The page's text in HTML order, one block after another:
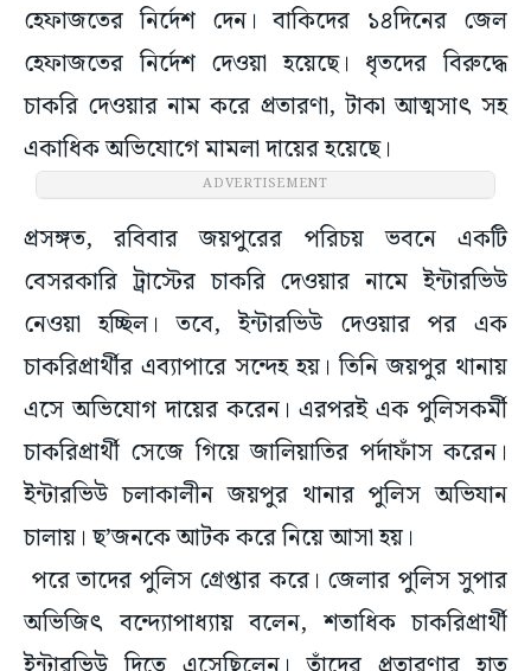
হেফাজতের নির্দেশ দেন। বাকিদের ১৪দিনের জেল
হেফাজতের নির্দেশ দেওয়া হয়েছে। ধৃতদের বিরুদ্ধে
চাকরি দেওয়ার নাম করে প্রতারণা, টাকা আত্মসাৎ সহ
একাধিক অভিযোগে মামলা দায়ের হয়েছে।
ADVERTISEMENT
প্রসঙ্গত, রবিবার জয়পুরের পরিচয় ভবনে একটি
বেসরকারি ট্রাস্টের চাকরি দেওয়ার নামে ইন্টারভিউ
নেওয়া হচ্ছিল। তবে, ইন্টারভিউ দেওয়ার পর এক
চাকরিপ্রার্থীর এব্যাপারে সন্দেহ হয়। তিনি জয়পুর থানায়
এসে অভিযোগ দায়ের করেন। এরপরই এক পুলিসকর্মী
চাকরিপ্রার্থী সেজে গিয়ে জালিয়াতির পর্দাফাঁস করেন।
ইন্টারভিউ চলাকালীন জয়পুর থানার পুলিস অভিযান
চালায়। ছ’জনকে আটক করে নিয়ে আসা হয়।
পরে তাদের পুলিস গ্রেপ্তার করে। জেলার পুলিস সুপার
অভিজিৎ বন্দ্যোপাধ্যায় বলেন, শতাধিক চাকরিপ্রার্থী